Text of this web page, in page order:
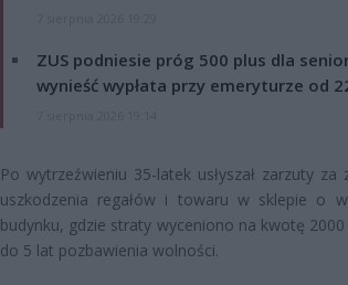
ZUS podniesie próg 500 plus dla
wynieść wypłata przy emeryturze od
Po wytrzeźwieniu 35-latek usłyszał zarzuty
uszkodzenia regałów i towaru w sklepie o
budynku, gdzie straty wyceniono na kwotę
do 5 lat pozbawienia wolności.